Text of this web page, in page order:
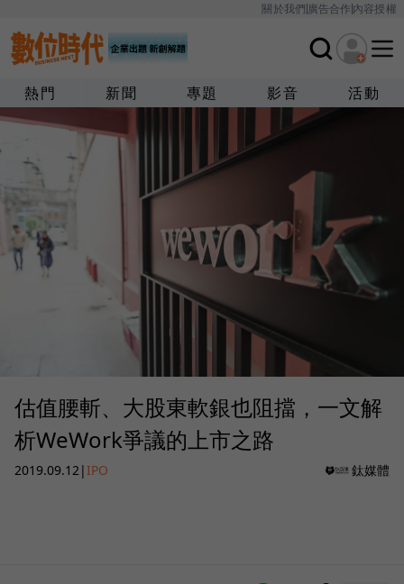
關於我們廣告合作內容授權
熱門 新聞 專題 影音 活動
估值腰斬、大股東軟銀也阻擋，一文解
析WeWork爭議的上市之路
2019.09.12|IPO 鈦媒體